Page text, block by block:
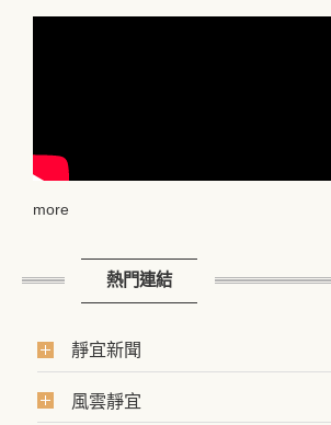
more
熱門連結
靜宜新聞
風雲靜宜